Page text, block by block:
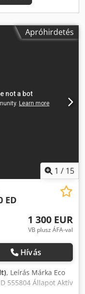
modificări și
/ Vorbim
Apróhirdetés
1 / 15
ED
1 300 EUR
VB plusz ÁFA-val
Hívás
, Leírás Márka Eco
555804 Állapot Aktív